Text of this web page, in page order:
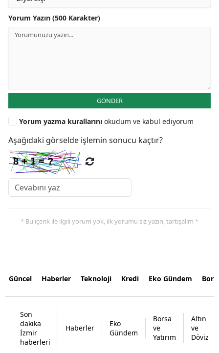
Yorum Yazın (500 Karakter)
GÖNDER
Yorum yazma kurallarını okudum ve kabul ediyorum
Aşağıdaki görselde işlemin sonucu kaçtır?
* Bu içerik ile ilgili yorum yok, ilk yorumu siz yazın, tartışalım *
Güncel Haberler Teknoloji Kredi Eko Gündem
Son
dakika
İzmir
haberleri
Haberler
Eko
Gündem
Borsa
ve
Yatırım
Altın
ve
Döviz